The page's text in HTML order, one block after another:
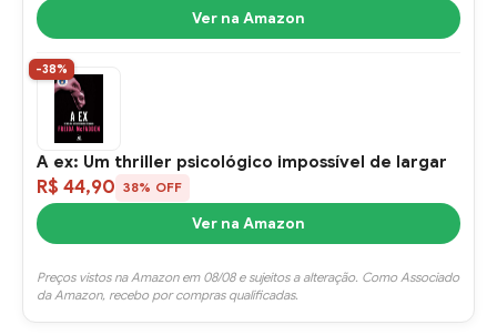
Ver na Amazon
-38%
A ex: Um thriller psicológico impossível de largar
R$ 44,90 38% OFF
Ver na Amazon
Preços vistos na Amazon em 08/08 e sujeitos a alteração. Como Associado
da Amazon, recebo por compras qualificadas.